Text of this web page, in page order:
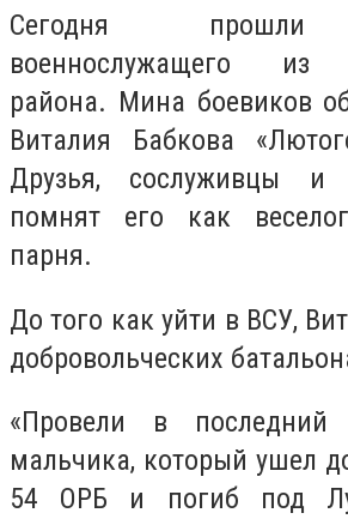
Сегодня прошли
военнослужащего из
района. Мина боевиков
Виталия Бабкова
Друзья, сослуживцы и
помнят его как
парня.
До того как уйти в ВСУ,
добровольческих
«Провели в последний
мальчика, который ушел
54 ОРБ и погиб под